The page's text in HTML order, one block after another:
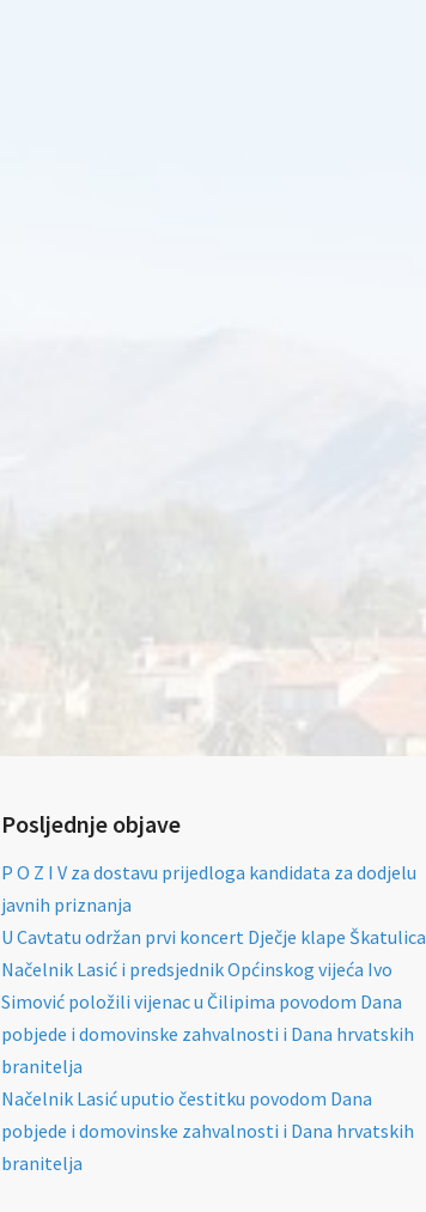
Posljednje objave
P O Z I V za dostavu prijedloga kandidata za dodjelu
javnih priznanja
U Cavtatu održan prvi koncert Dječje klape Škatulica
Načelnik Lasić i predsjednik Općinskog vijeća Ivo
Simović položili vijenac u Čilipima povodom Dana
pobjede i domovinske zahvalnosti i Dana hrvatskih
branitelja
Načelnik Lasić uputio čestitku povodom Dana
pobjede i domovinske zahvalnosti i Dana hrvatskih
branitelja